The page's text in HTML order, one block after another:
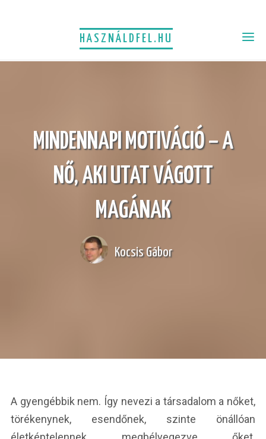
HASZNÁLDFEL.HU
MINDENNAPI MOTIVÁCIÓ – A
NŐ, AKI UTAT VÁGOTT
MAGÁNAK
Kocsis Gábor
A gyengébbik nem. Így nevezi a társadalom a nőket,
törékenynek, esendőnek, szinte önállóan